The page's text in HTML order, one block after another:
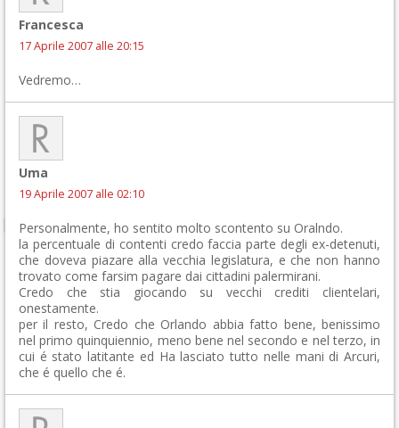
Francesca
17 Aprile 2007 alle 20:15
Vedremo…
Uma
19 Aprile 2007 alle 02:10
Personalmente, ho sentito molto scontento su Oralndo.
la percentuale di contenti credo faccia parte degli ex-detenuti,
che doveva piazare alla vecchia legislatura, e che non hanno
trovato come farsim pagare dai cittadini palermirani.
Credo che stia giocando su vecchi crediti clientelari,
onestamente.
per il resto, Credo che Orlando abbia fatto bene, benissimo
nel primo quinquiennio, meno bene nel secondo e nel terzo, in
cui é stato latitante ed Ha lasciato tutto nelle mani di Arcuri,
che é quello che é.